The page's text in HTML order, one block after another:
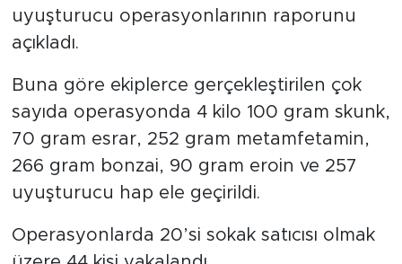
uyuşturucu operasyonlarının raporunu
açıkladı.
Buna göre ekiplerce gerçekleştirilen çok
sayıda operasyonda 4 kilo 100 gram skunk,
70 gram esrar, 252 gram metamfetamin,
266 gram bonzai, 90 gram eroin ve 257
uyuşturucu hap ele geçirildi.
Operasyonlarda 20’si sokak satıcısı olmak